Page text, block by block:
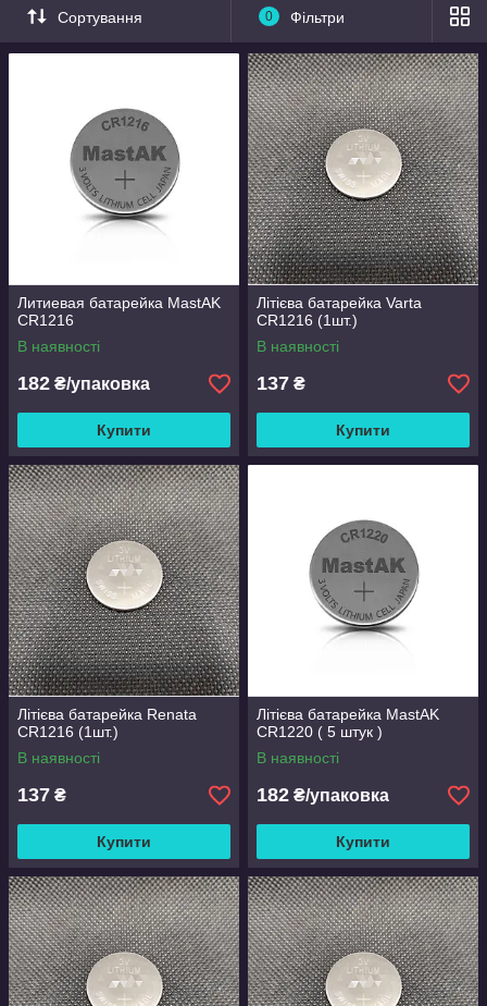
Сортування 0 Фільтри
Литиевая батарейка MastAK
CR1216
В наявності
182 ₴/упаковка
Купити
Літієва батарейка Varta
CR1216 (1шт.)
В наявності
137 ₴
Купити
Літієва батарейка Renata
CR1216 (1шт.)
В наявності
137 ₴
Купити
Літієва батарейка MastAK
CR1220 ( 5 штук )
В наявності
182 ₴/упаковка
Купити